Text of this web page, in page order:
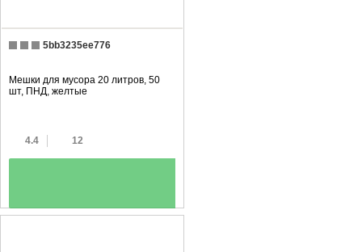
5bb3235ee776
Мешки для мусора 20 литров, 50
шт, ПНД, желтые
4.4 12